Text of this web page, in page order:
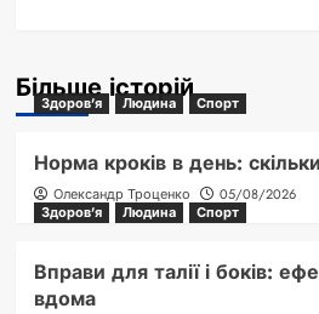
Більше історій
Здоров'я Людина Спорт
Норма кроків в день:
Олександр Троценко
05/08/2026
Здоров'я
Людина Спорт
Вправи для талії і боків:
вдома